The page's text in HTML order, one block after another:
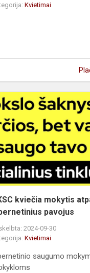
Kvietimai
kviečia mokytis
pavojus
2024-09-30
Kvietimai
saugumo